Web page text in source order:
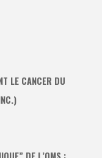
LE CANCER DU